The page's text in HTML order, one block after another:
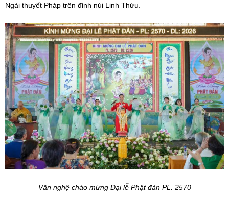
Ngài thuyết Pháp trên đỉnh núi Linh Thứu.
Văn nghệ chào mừng Đại lễ Phật đản PL. 2570